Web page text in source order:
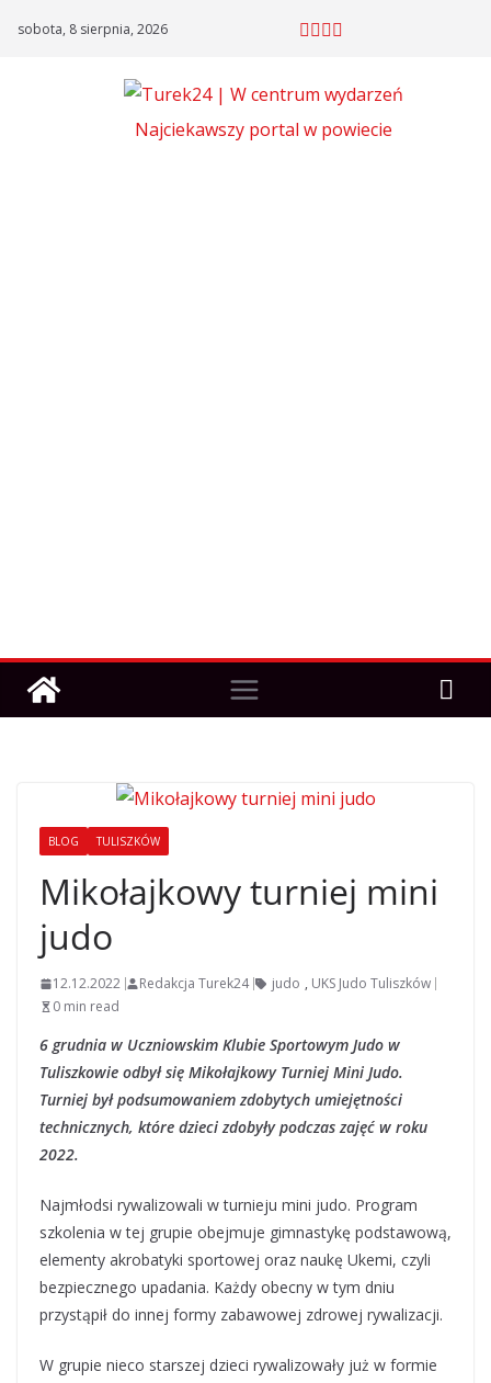
sobota, 8 sierpnia, 2026
Najciekawszy portal w powiecie
BLOG TULISZKÓW
Mikołajkowy turniej mini
judo
12.12.2022 Redakcja Turek24 judo , UKS Judo Tuliszków
0 min read
6 grudnia w Uczniowskim Klubie Sportowym Judo w
Tuliszkowie odbył się Mikołajkowy Turniej Mini Judo.
Turniej był podsumowaniem zdobytych umiejętności
technicznych, które dzieci zdobyły podczas zajęć w roku
2022.
Najmłodsi rywalizowali w turnieju mini judo. Program
szkolenia w tej grupie obejmuje gimnastykę podstawową,
elementy akrobatyki sportowej oraz naukę Ukemi, czyli
bezpiecznego upadania. Każdy obecny w tym dniu
przystąpił do innej formy zabawowej zdrowej rywalizacji.
W grupie nieco starszej dzieci rywalizowały już w formie